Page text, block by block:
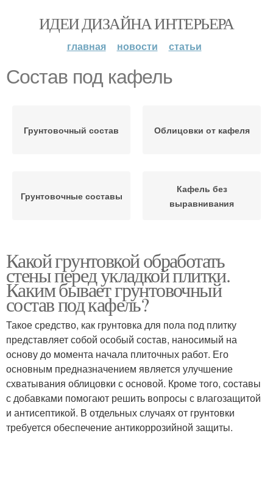
ИДЕИ ДИЗАЙНА ИНТЕРЬЕРА
главная новости статьи
Состав под кафель
Грунтовочный состав Облицовки от кафеля
Грунтовочные составы
Кафель без
выравнивания
Какой грунтовкой обработать
стены перед укладкой плитки.
Каким бывает грунтовочный
состав под кафель?
Такое средство, как грунтовка для пола под плитку
представляет собой особый состав, наносимый на
основу до момента начала плиточных работ. Его
основным предназначением является улучшение
схватывания облицовки с основой. Кроме того, составы
с добавками помогают решить вопросы с влагозащитой
и антисептикой. В отдельных случаях от грунтовки
требуется обеспечение антикоррозийной защиты.